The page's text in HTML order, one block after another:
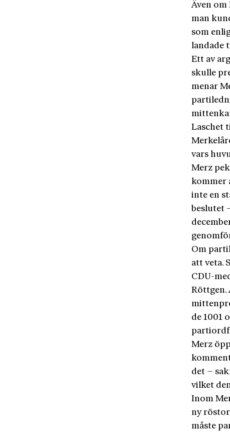
Även
man
som
landade
Ett av
skulle
menar
Laschet
vars
Merz
kommer
inte en
beslutet
Om
att veta.
CDU-
Röttgen.
de 1001
Merz
det –
vilket
Inom
ny
måste